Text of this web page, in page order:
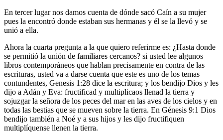
En tercer lugar nos damos cuenta de dónde sacó Caín a su mujer
pues la encontró donde estaban sus hermanas y él se la llevó y se
unió a ella.
Ahora la cuarta pregunta a la que quiero referirme es: ¿Hasta donde
se permitió la unión de familiares cercanos? si usted lee algunos
libros contemporáneos que hablan precisamente en contra de las
escrituras, usted va a darse cuenta que este es uno de los temas
contundentes, Genesis 1:28 dice la escritura; y los bendijo Dios y les
dijo a Adán y Eva: fructificad y multiplicaos llenad la tierra y
sojuzgar la señora de los peces del mar en las aves de los cielos y en
todas las bestias que se mueven sobre la tierra. En Génesis 9:1 Dios
bendijo también a Noé y a sus hijos y les dijo fructifiquen
multiplíquense llenen la tierra.